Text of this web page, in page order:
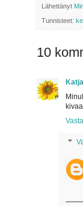
Lähettänyt
Tunnisteet:
10
Katja